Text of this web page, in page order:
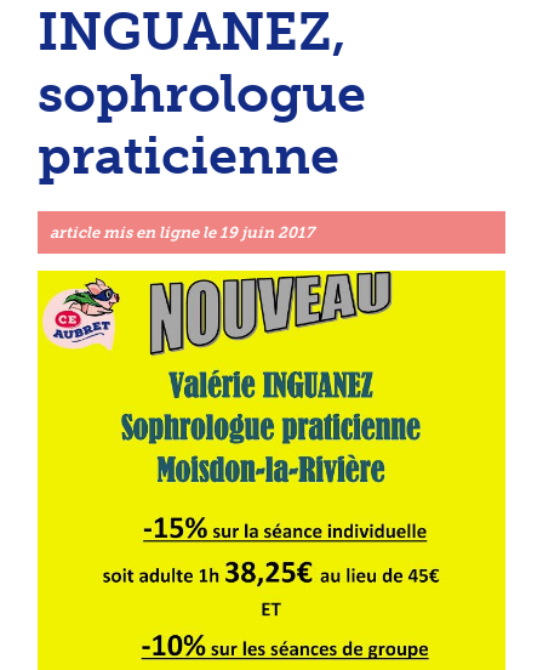
INGUANEZ,
sophrologue
praticienne
article mis en ligne le 19 juin 2017